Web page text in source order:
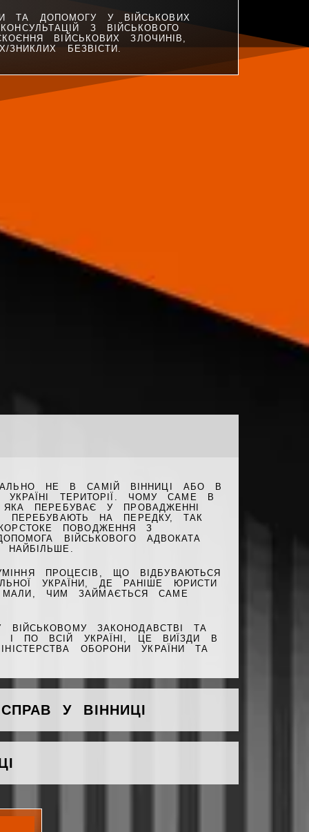
ТА ДОПОМОГУ У ВІЙСЬКОВИХ
З ВІЙСЬКОВОГО
ВІЙСЬКОВИХ ЗЛОЧИНІВ,
БЕЗВІСТИ.
НЕ В САМІЙ ВІННИЦІ АБО В
ТЕРИТОРІЇ. ЧОМУ САМЕ В
ПЕРЕБУВАЄ У ПРОВАДЖЕННІ
ПЕРЕБУВАЮТЬ НА ПЕРЕДКУ, ТАК
ПОВОДЖЕННЯ З
ВІЙСЬКОВОГО АДВОКАТА
ПРОЦЕСІВ, ЩО ВІДБУВАЮТЬСЯ
УКРАЇНИ, ДЕ РАНІШЕ ЮРИСТИ
МАЛИ, ЧИМ ЗАЙМАЄТЬСЯ САМЕ
ЗАКОНОДАВСТВІ ТА
І ПО ВСІЙ УКРАЇНІ, ЦЕ ВИЇЗДИ В
ОБОРОНИ УКРАЇНИ ТА
У ВІННИЦІ